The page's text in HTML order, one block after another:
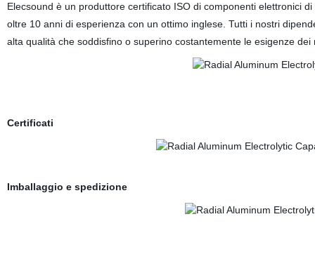
Elecsound è un produttore certificato ISO di componenti elettronici
oltre 10 anni di esperienza con un ottimo inglese. Tutti i nostri
alta qualità che soddisfino o superino costantemente le esigenze
Certificati
Imballaggio e spedizione